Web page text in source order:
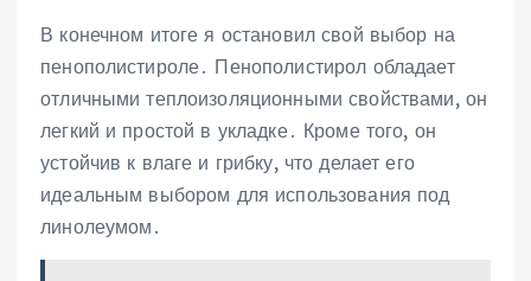
В конечном итоге я остановил свой выбор на
пенополистироле․ Пенополистирол обладает
отличными теплоизоляционными свойствами, он
легкий и простой в укладке․ Кроме того, он
устойчив к влаге и грибку, что делает его
идеальным выбором для использования под
линолеумом․